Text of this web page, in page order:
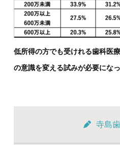
低所得の方でも受けれる歯科医
の意識を変える試みが必要にな
寺島